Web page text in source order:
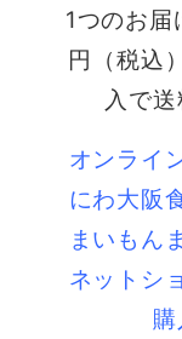
1つのお
円（税込
入で送
オンライ
にわ大阪
まいもん
ネットシ
購